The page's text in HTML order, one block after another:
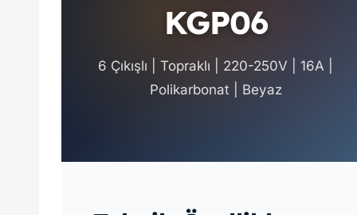
KGP06
6 Çıkışlı | Topraklı | 220-250V | 16A |
Polikarbonat | Beyaz